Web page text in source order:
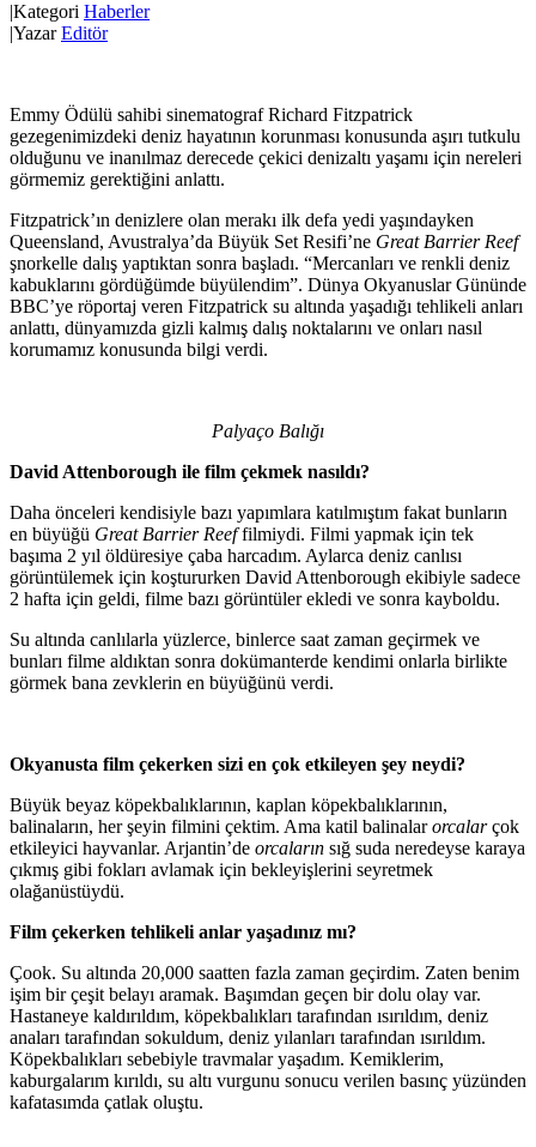
|Kategori Haberler
|YazarEditör
Emmy Ödülü sahibi sinematograf Richard Fitzpatrick
gezegenimizdeki deniz hayatının korunması konusunda aşırı tutkulu
olduğunu ve inanılmaz derecede çekici denizaltı yaşamı için nereleri
görmemiz gerektiğini anlattı.
Fitzpatrick’ın denizlere olan merakı ilk defa yedi yaşındayken
Queensland, Avustralya’da Büyük Set Resifi’ne Great Barrier Reef
şnorkelle dalış yaptıktan sonra başladı. “Mercanları ve renkli deniz
kabuklarını gördüğümde büyülendim”. Dünya Okyanuslar Gününde
BBC’ye röportaj veren Fitzpatrick su altında yaşadığı tehlikeli anları
anlattı, dünyamızda gizli kalmış dalış noktalarını ve onları nasıl
korumamız konusunda bilgi verdi.
Palyaço Balığı
David Attenborough ile film çekmek nasıldı?
Daha önceleri kendisiyle bazı yapımlara katılmıştım fakat bunların
en büyüğü Great Barrier Reeffilmiydi. Filmi yapmak için tek
başıma 2 yıl öldüresiye çaba harcadım. Aylarca deniz canlısı
görüntülemek için koştururken David Attenborough ekibiyle sadece
2 hafta için geldi, filme bazı görüntüler ekledi ve sonra kayboldu.
Su altında canlılarla yüzlerce, binlerce saat zaman geçirmek ve
bunları filme aldıktan sonra dokümanterde kendimi onlarla birlikte
görmek bana zevklerin en büyüğünü verdi.
Okyanusta film çekerken sizi en çok etkileyen şey neydi?
Büyük beyaz köpekbalıklarının, kaplan köpekbalıklarının,
balinaların, her şeyin filmini çektim. Ama katil balinalarorcalarçok
etkileyici hayvanlar. Arjantin’de orcaların sığ suda neredeyse karaya
çıkmış gibi fokları avlamak için bekleyişlerini seyretmek
olağanüstüydü.
Film çekerken tehlikeli anlar yaşadınız mı?
Çook. Su altında 20,000 saatten fazla zaman geçirdim. Zaten benim
işim bir çeşit belayı aramak. Başımdan geçen bir dolu olay var.
Hastaneye kaldırıldım, köpekbalıkları tarafından ısırıldım, deniz
anaları tarafından sokuldum, deniz yılanları tarafından ısırıldım.
Köpekbalıkları sebebiyle travmalar yaşadım. Kemiklerim,
kaburgalarım kırıldı, su altı vurgunu sonucu verilen basınç yüzünden
kafatasımda çatlak oluştu.